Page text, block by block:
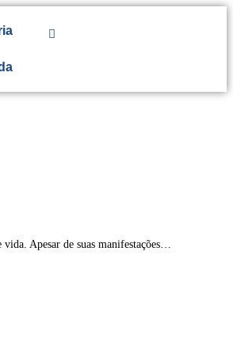
Apesar de suas manifestações…